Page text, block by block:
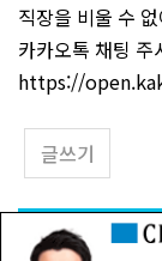
직장을 비울 수
카카오톡 채팅
https://
글쓰기